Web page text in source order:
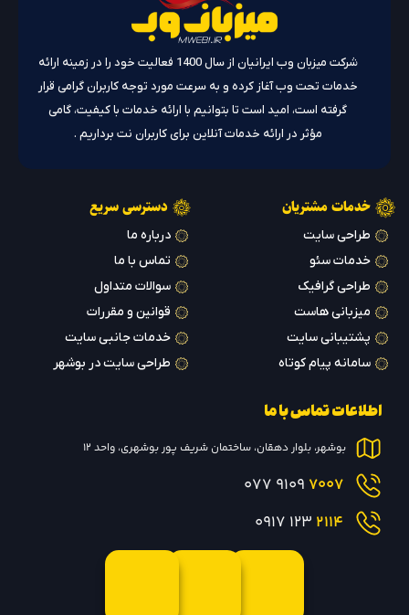
شرکت میزبان وب ایرانیان از سال 1400 فعالیت خود را در زمینه ارائه
خدمات تحت وب آغاز کرده و به سرعت مورد توجه کاربران گرامی قرار
گرفته است، امید است تا بتوانیم با ارائه خدمات با کیفیت، گامی
مؤثر در ارائه خدمات آنلاین برای کاربران نت برداریم .
خدمات مشتریان
طراحی سایت
خدمات سئو
طراحی گرافیک
میزبانی هاست
پشتیبانی سایت
سامانه پیام کوتاه
دسترسی سریع
درباره ما
تماس با ما
سوالات متداول
قوانین و مقررات
خدمات جانبی سایت
طراحی سایت در بوشهر
اطلاعات تماس با ما
بوشهر، بلوار دهقان، ساختمان شریف پور بوشهری، واحد 12
7007
2114